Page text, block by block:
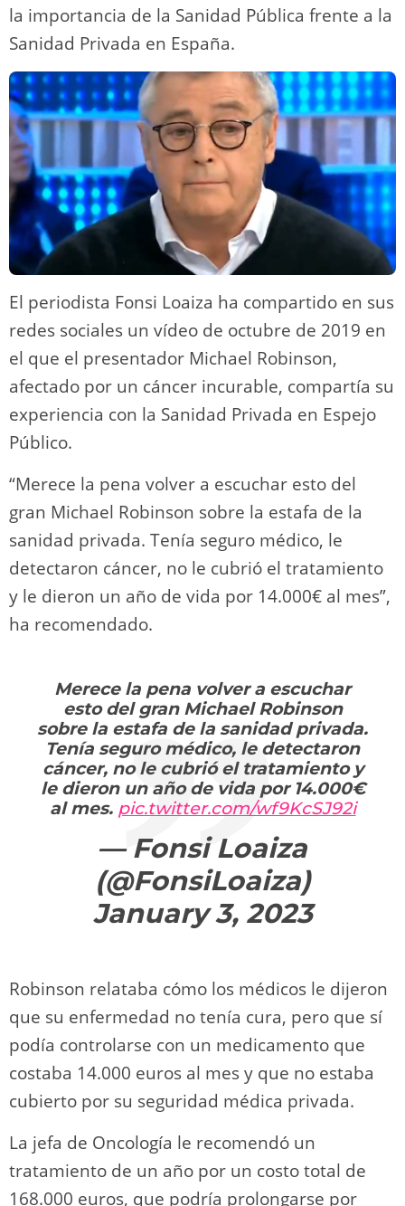
la importancia de la Sanidad Pública frente a la
Sanidad Privada en España.
El periodista Fonsi Loaiza ha compartido en sus
redes sociales un vídeo de octubre de 2019 en
el que el presentador Michael Robinson,
afectado por un cáncer incurable, compartía su
experiencia con la Sanidad Privada en Espejo
Público.
“Merece la pena volver a escuchar esto del
gran Michael Robinson sobre la estafa de la
sanidad privada. Tenía seguro médico, le
detectaron cáncer, no le cubrió el tratamiento
y le dieron un año de vida por 14.000€ al mes”,
ha recomendado.
Merece la pena volver a escuchar
esto del gran Michael Robinson
sobre la estafa de la sanidad privada.
Tenía seguro médico, le detectaron
cáncer, no le cubrió el tratamiento y
le dieron un año de vida por 14.000€
al mes. pic.twitter.com/wf9KcSJ92i
— Fonsi Loaiza
(@FonsiLoaiza)
January 3, 2023
Robinson relataba cómo los médicos le dijeron
que su enfermedad no tenía cura, pero que sí
podía controlarse con un medicamento que
costaba 14.000 euros al mes y que no estaba
cubierto por su seguridad médica privada.
La jefa de Oncología le recomendó un
tratamiento de un año por un costo total de
168.000 euros, que podría prolongarse por